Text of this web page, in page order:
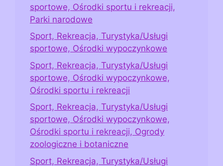
sportowe, Ośrodki sportu i rekreacji,
Parki narodowe
Sport, Rekreacja, Turystyka/Usługi
sportowe, Ośrodki wypoczynkowe
Sport, Rekreacja, Turystyka/Usługi
sportowe, Ośrodki wypoczynkowe,
Ośrodki sportu i rekreacji
Sport, Rekreacja, Turystyka/Usługi
sportowe, Ośrodki wypoczynkowe,
Ośrodki sportu i rekreacji, Ogrody
zoologiczne i botaniczne
Sport, Rekreacja, Turystyka/Usługi